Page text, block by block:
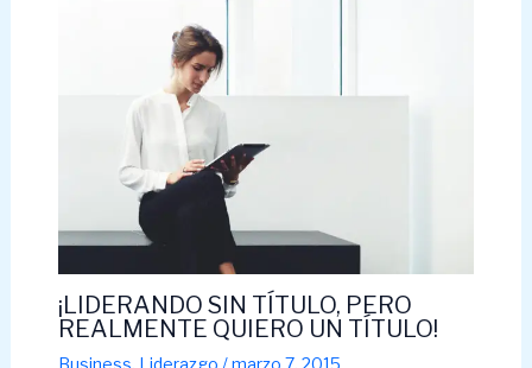
¡LIDERANDO SIN TÍTULO, PERO
REALMENTE QUIERO UN TÍTULO!